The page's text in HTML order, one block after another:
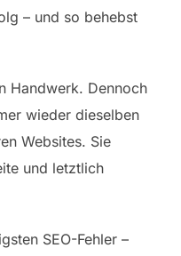
– und so behebst
Handwerk. Dennoch
wieder dieselben
Websites. Sie
und letztlich
SEO-Fehler –